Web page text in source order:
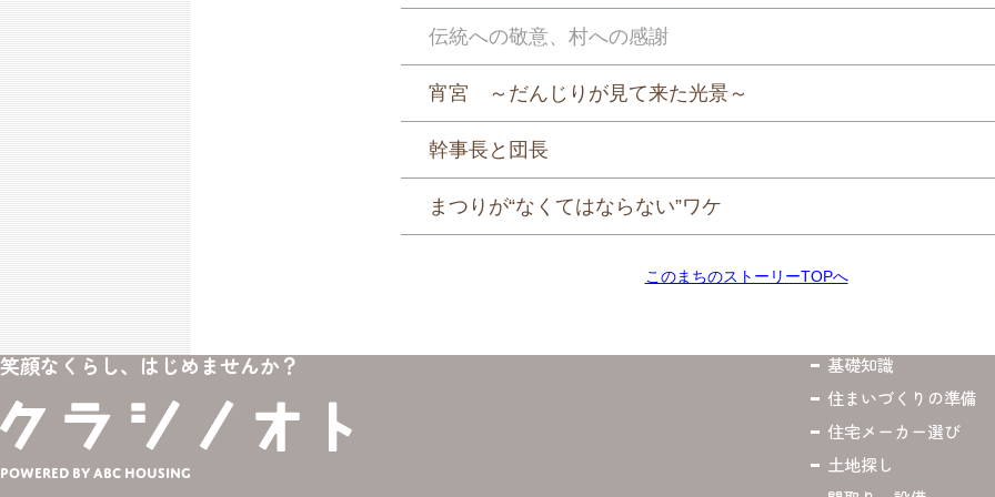
伝統への敬意、村への感謝
宵宮 ～だんじりが見て来た光景～
幹事長と団長
まつりが“なくてはならない”ワケ
このまちのストーリーTOPへ
笑顔なくらし、はじめませんか？
Powered by ABC HOUSING
基礎知識
住まいづくりの準備
住宅メーカー選び
土地探し